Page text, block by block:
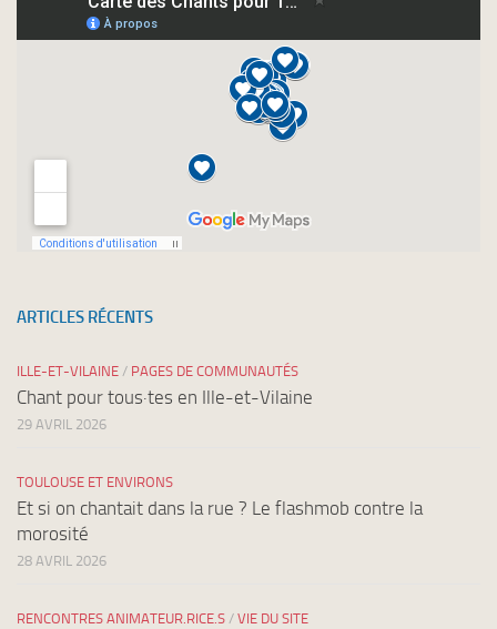
newsletters
ARTICLES RÉCENTS
ILLE-ET-VILAINE / PAGES DE COMMUNAUTÉS
Chant pour tous·tes en Ille-et-Vilaine
29 AVRIL 2026
TOULOUSE ET ENVIRONS
Et si on chantait dans la rue ? Le flashmob contre la
morosité
28 AVRIL 2026
RENCONTRES ANIMATEUR.RICE.S / VIE DU SITE